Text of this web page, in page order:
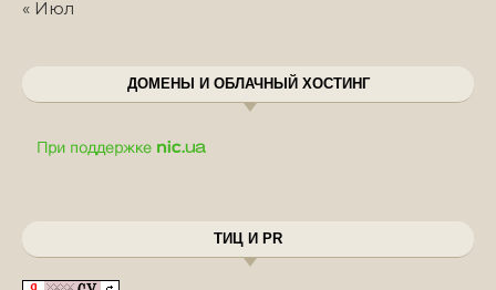
« Июл
ДОМЕНЫ И ОБЛАЧНЫЙ ХОСТИНГ
ТИЦ И PR